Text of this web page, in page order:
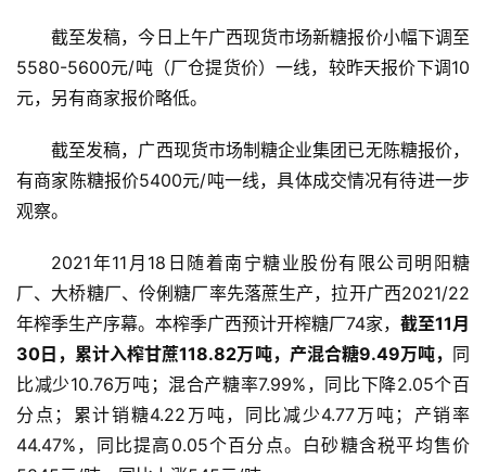
首
页
截至发稿，今日上午广西现货市场新糖报价小幅下调至
5580-5600元/吨（厂仓提货价）一线，较昨天报价下调10
元，另有商家报价略低。
截至发稿，广西现货市场制糖企业集团已无陈糖报价，
有商家陈糖报价5400元/吨一线，具体成交情况有待进一步
观察。
2021年11月18日随着南宁糖业股份有限公司明阳糖
厂、大桥糖厂、伶俐糖厂率先落蔗生产，拉开广西2021/22
年榨季生产序幕。本榨季广西预计开榨糖厂74家， 截至11月
30日，累计入榨甘蔗118.82万吨，产混合糖9.49万吨， 同
比减少10.76万吨；混合产糖率7.99%，同比下降2.05个百
分点；累计销糖4.22万吨，同比减少4.77万吨；产销率
44.47%，同比提高0.05个百分点。白砂糖含税平均售价